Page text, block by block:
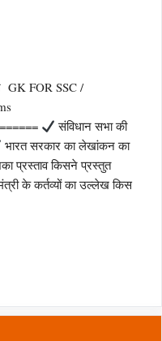
GK FOR SSC /
संविधान सभा की
भारत सरकार का लेखांकन का
प्रस्ताव किसने प्रस्तुत
के कर्तव्यों का उल्लेख किस